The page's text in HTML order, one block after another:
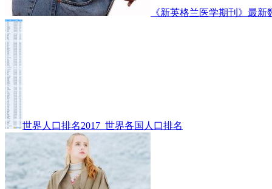
《新英格兰医学期刊》最
世界人口排名2017_世界各国人口排名